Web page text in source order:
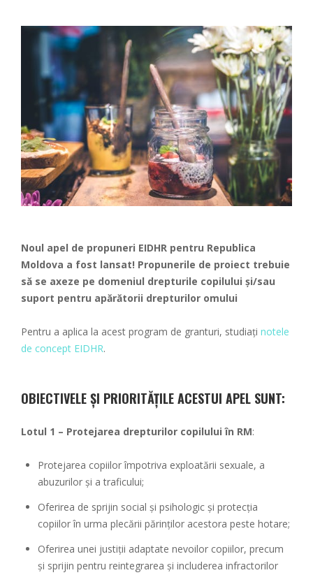
Noul apel de propuneri EIDHR pentru Republica
Moldova a fost lansat! Propunerile de proiect trebuie
să se axeze pe domeniul drepturile copilului și/sau
suport pentru apărătorii drepturilor omului
Pentru a aplica la acest program de granturi, studiați notele
de concept EIDHR.
OBIECTIVELE ȘI PRIORITĂȚILE ACESTUI APEL SUNT:
Lotul 1 – Protejarea drepturilor copilului în RM:
Protejarea copiilor împotriva exploatării sexuale, a
abuzurilor și a traficului;
Oferirea de sprijin social și psihologic și protecția
copiilor în urma plecării părinților acestora peste hotare;
Oferirea unei justiții adaptate nevoilor copiilor, precum
și sprijin pentru reintegrarea și includerea infractorilor